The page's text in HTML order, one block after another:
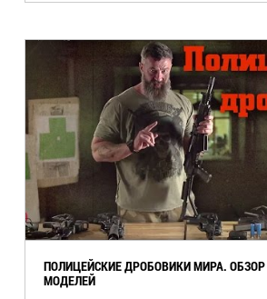
ПОЛИЦЕЙСКИЕ ДРОБОВИКИ МИРА.
МОДЕЛЕЙ